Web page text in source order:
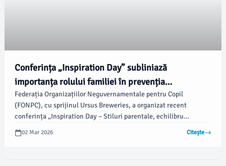
Conferința „Inspiration Day” subliniază
importanța rolului familiei în prevenția
consumului de alcool la copii
Federația Organizațiilor Neguvernamentale pentru Copil
(FONPC), cu sprijinul Ursus Breweries, a organizat recent
conferința „Inspiration Day – Stiluri parentale, echilibru
emoțional și prevenția consumului de alcool la minori”.
Evenimentul a reunit autorități, psihologi și educatori care au
02 Mar 2026 Citește